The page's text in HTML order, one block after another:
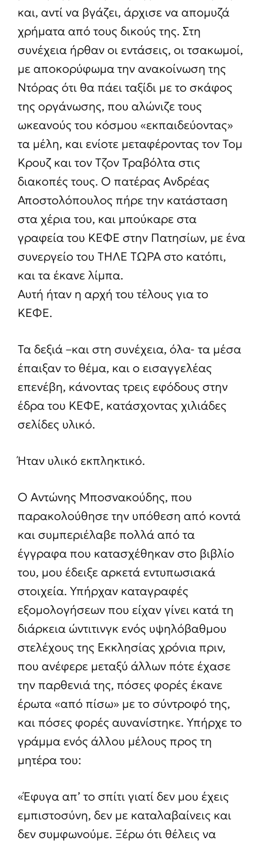
και, αντί να βγάζει, άρχισε να απομυζά
χρήματα από τους δικούς της. Στη
συνέχεια ήρθαν οι εντάσεις, οι τσακωμοί,
με αποκορύφωμα την ανακοίνωση της
Ντόρας ότι θα πάει ταξίδι με το σκάφος
της οργάνωσης, που αλώνιζε τους
ωκεανούς του κόσμου «εκπαιδεύοντας»
τα μέλη, και ενίοτε μεταφέροντας τον Τομ
Κρουζ και τον Τζον Τραβόλτα στις
διακοπές τους. Ο πατέρας Ανδρέας
Αποστολόπουλος πήρε την κατάσταση
στα χέρια του, και μπούκαρε στα
γραφεία του ΚΕΦΕ στην Πατησίων, με ένα
συνεργείο του ΤΗΛΕ ΤΩΡΑ στο κατόπι,
και τα έκανε λίμπα.
Αυτή ήταν η αρχή του τέλους για το
ΚΕΦΕ.
Τα δεξιά –και στη συνέχεια, όλα- τα μέσα
έπαιξαν το θέμα, και ο εισαγγελέας
επενέβη, κάνοντας τρεις εφόδους στην
έδρα του ΚΕΦΕ, κατάσχοντας χιλιάδες
σελίδες υλικό.
Ήταν υλικό εκπληκτικό.
Ο Αντώνης Μποσνακούδης, που
παρακολούθησε την υπόθεση από κοντά
και συμπεριέλαβε πολλά από τα
έγγραφα που κατασχέθηκαν στο βιβλίο
του, μου έδειξε αρκετά εντυπωσιακά
στοιχεία. Υπήρχαν καταγραφές
εξομολογήσεων που είχαν γίνει κατά τη
διάρκεια ώντιτινγκ ενός υψηλόβαθμου
στελέχους της Εκκλησίας χρόνια πριν,
που ανέφερε μεταξύ άλλων πότε έχασε
την παρθενιά της, πόσες φορές έκανε
έρωτα «από πίσω» με το σύντροφό της,
και πόσες φορές αυνανίστηκε. Υπήρχε το
γράμμα ενός άλλου μέλους προς τη
μητέρα του:
«Έφυγα απ’ το σπίτι γιατί δεν μου έχεις
εμπιστοσύνη, δεν με καταλαβαίνεις και
δεν συμφωνούμε. Ξέρω ότι θέλεις να